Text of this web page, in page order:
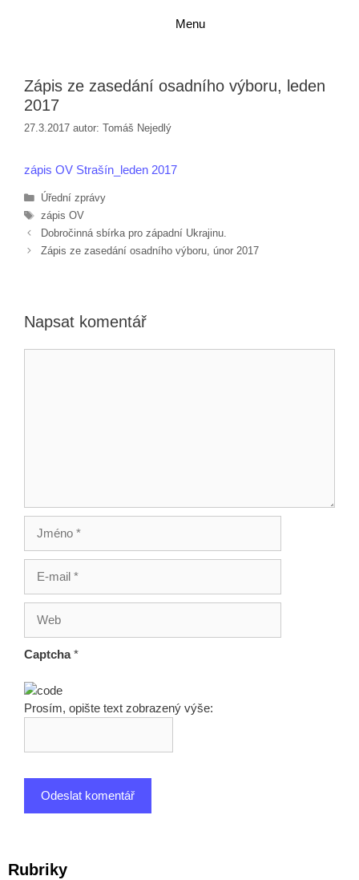
Menu
Zápis ze zasedání osadního výboru, leden
2017
27.3.2017 autor: Tomáš Nejedlý
zápis OV Strašín_leden 2017
Rubriky
Úřední zprávy
Štítky
zápis OV
Dobročinná sbírka pro západní Ukrajinu.
Zápis ze zasedání osadního výboru, únor 2017
Napsat komentář
mail
Captcha*
Prosím, opište text zobrazený výše:
Rubriky